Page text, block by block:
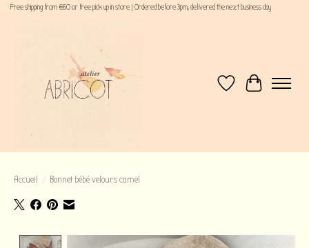
Free shipping from €60 or free pick up in store | Ordered before 3pm, delivered the next business day
Liste de souhaits
Panier
Accueil / Bonnet bébé velours camel
Product image slideshow Items